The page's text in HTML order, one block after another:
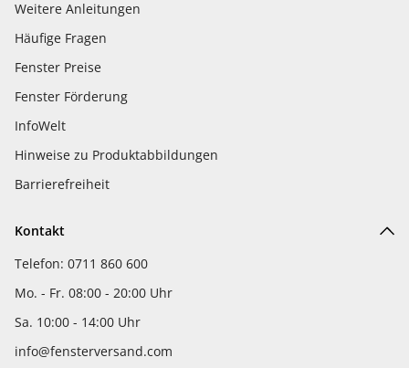
Weitere Anleitungen
Häufige Fragen
Fenster Preise
Fenster Förderung
InfoWelt
Hinweise zu Produktabbildungen
Barrierefreiheit
Kontakt
Telefon: 0711 860 600
Mo. - Fr. 08:00 - 20:00 Uhr
Sa. 10:00 - 14:00 Uhr
info@fensterversand.com